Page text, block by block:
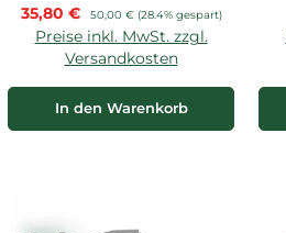
Verkaufspreis:
35,80 € Regulärer Preis:
50,00 € (28.4% gespart)
Preise inkl. MwSt. zzgl.
Versandkosten
In den Warenkorb